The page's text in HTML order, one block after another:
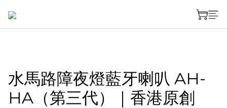
水馬路障夜燈藍牙喇叭 AH-
HA（第三代）｜香港原創